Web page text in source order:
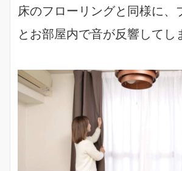
床のフローリングと同様に、
とお部屋内で音が反響してし